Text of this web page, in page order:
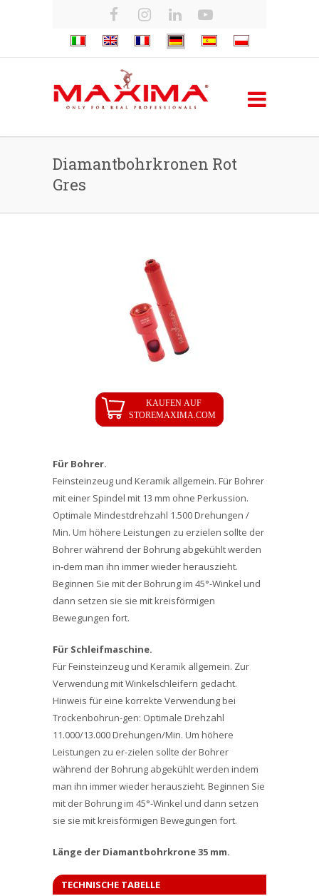
Diamantbohrkronen Rot
Gres
Für Bohrer.
Feinsteinzeug und Keramik allgemein. Für Bohrer
mit einer Spindel mit 13 mm ohne Perkussion.
Optimale Mindestdrehzahl 1.500 Drehungen /
Min. Um höhere Leistungen zu erzielen sollte der
Bohrer während der Bohrung abgekühlt werden
in-dem man ihn immer wieder herauszieht.
Beginnen Sie mit der Bohrung im 45°-Winkel und
dann setzen sie sie mit kreisförmigen
Bewegungen fort.
Für Schleifmaschine.
Für Feinsteinzeug und Keramik allgemein. Zur
Verwendung mit Winkelschleifern gedacht.
Hinweis für eine korrekte Verwendung bei
Trockenbohrun-gen: Optimale Drehzahl
11.000/13.000 Drehungen/Min. Um höhere
Leistungen zu er-zielen sollte der Bohrer
während der Bohrung abgekühlt werden indem
man ihn immer wieder herauszieht. Beginnen Sie
mit der Bohrung im 45°-Winkel und dann setzen
sie sie mit kreisförmigen Bewegungen fort.
Länge der Diamantbohrkrone 35 mm.
TECHNISCHE TABELLE